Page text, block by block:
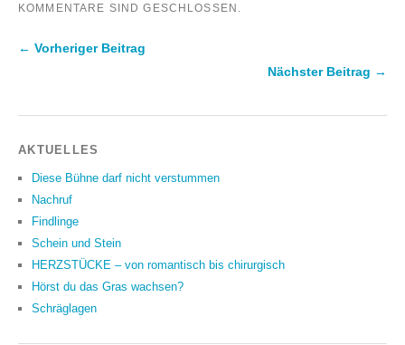
KOMMENTARE SIND GESCHLOSSEN.
← Vorheriger Beitrag
Nächster Beitrag →
AKTUELLES
Diese Bühne darf nicht verstummen
Nachruf
Findlinge
Schein und Stein
HERZSTÜCKE – von romantisch bis chirurgisch
Hörst du das Gras wachsen?
Schräglagen